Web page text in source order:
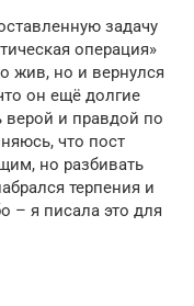
задачу
операция»
жив, но и вернулся
он ещё долгие
верой и правдой по
что пост
но разбивать
терпения и
– я писала это для